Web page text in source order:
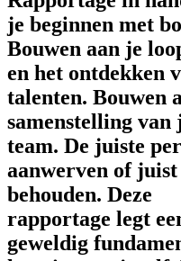
je beginnen met
Bouwen aan je
en het ontdekken
talenten. Bouwen
samenstelling van
team. De juiste
aanwerven of juist
behouden. Deze
rapportage legt
geweldig